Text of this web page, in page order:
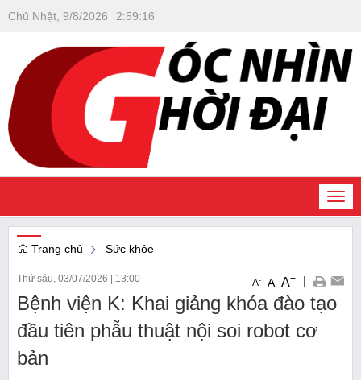
Chủ Nhật, 9/8/2026 2:59:16
Trang chủ Sức khỏe
Thứ sáu, 03/07/2026 13:00 A- A A+ |
Bệnh viện K: Khai giảng khóa đào tạo
đầu tiên phẫu thuật nội soi robot cơ
bản